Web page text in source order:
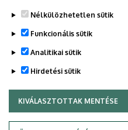
meg.
Legutóbbi frissítés: 2023. 06. 08.
Nélkülözhetetlen sütik
Funkcionális sütik
Analitikai sütik
Hirdetési sütik
KIVÁLASZTOTTAK MENTÉSE
WITHDRAW CONSENT